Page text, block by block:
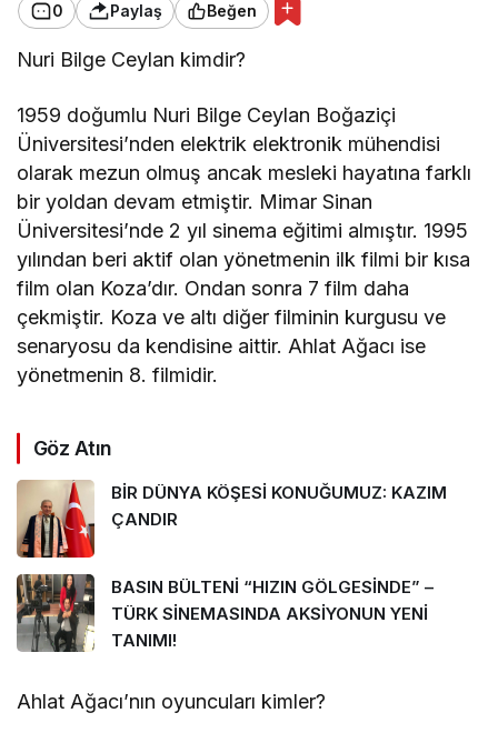
0 Paylaş Beğen
Nuri Bilge Ceylan kimdir?
1959 doğumlu Nuri Bilge Ceylan Boğaziçi
Üniversitesi’nden elektrik elektronik mühendisi
olarak mezun olmuş ancak mesleki hayatına farklı
bir yoldan devam etmiştir. Mimar Sinan
Üniversitesi’nde 2 yıl sinema eğitimi almıştır. 1995
yılından beri aktif olan yönetmenin ilk filmi bir kısa
film olan Koza’dır. Ondan sonra 7 film daha
çekmiştir. Koza ve altı diğer filminin kurgusu ve
senaryosu da kendisine aittir. Ahlat Ağacı ise
yönetmenin 8. filmidir.
Göz Atın
BİR DÜNYA KÖŞESİ KONUĞUMUZ: KAZIM
ÇANDIR
BASIN BÜLTENİ “HIZIN GÖLGESİNDE” –
TÜRK SİNEMASINDA AKSİYONUN YENİ
TANIMI!
Ahlat Ağacı’nın oyuncuları kimler?